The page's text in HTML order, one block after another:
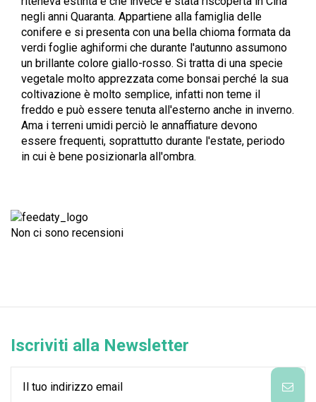
negli anni Quaranta. Appartiene alla famiglia delle
conifere e si presenta con una bella chioma formata da
verdi foglie aghiformi che durante l'autunno assumono
un brillante colore giallo-rosso. Si tratta di una specie
vegetale molto apprezzata come bonsai perché la sua
coltivazione è molto semplice, infatti non teme il
freddo e può essere tenuta all'esterno anche in inverno.
Ama i terreni umidi perciò le annaffiature devono
essere frequenti, soprattutto durante l'estate, periodo
in cui è bene posizionarla all'ombra.
Non ci sono recensioni
Iscriviti alla Newsletter